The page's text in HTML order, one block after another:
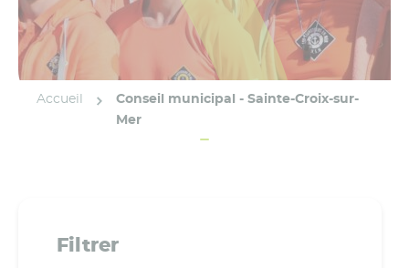
Accueil
Conseil municipal - Sainte-Croix-sur-
Mer
Filtrer